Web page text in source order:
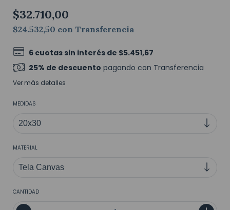
$32.710,00
$24.532,50 con Transferencia
6 cuotas sin interés de $5.451,67
25% de descuento pagando con Transferencia
Ver más detalles
MEDIDAS
MATERIAL
CANTIDAD